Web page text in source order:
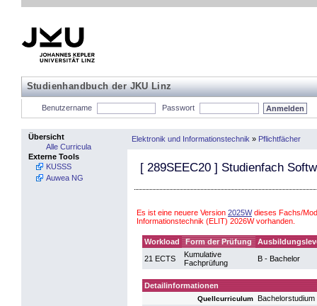
Studienhandbuch der JKU Linz
Benutzername Passwort
Übersicht
Alle Curricula
Externe Tools
KUSSS
Auwea NG
Elektronik und Informationstechnik » Pflichtfächer
[ 289SEEC20 ] Studienfach
Es ist eine neuere Version 2025Wdieses Fachs/
Informationstechnik (ELIT) 2026W vorhanden.
Workload Form der Prüfung
21 ECTS
Kumulative
Fachprüfung
B - Bachelor
Detailinformationen
Quellcurriculum